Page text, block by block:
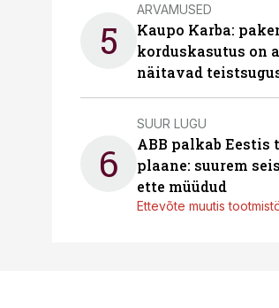
5
ARVAMUSED
Kaupo Karba:
korduskasutus on
näitavad
6
SUUR LUGU
ABB palkab
plaane: suurem
ette müüdud
Ettevõte muutis